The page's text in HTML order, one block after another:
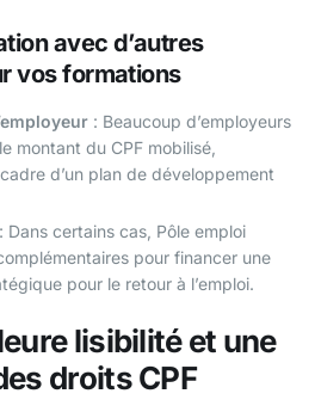
avec d’autres
vos formations
: Beaucoup d’employeurs
montant du CPF mobilisé,
d’un plan de développement
: Dans certains cas, Pôle emploi
pour financer une
pour le retour à l’emploi.
lisibilité et une
droits CPF